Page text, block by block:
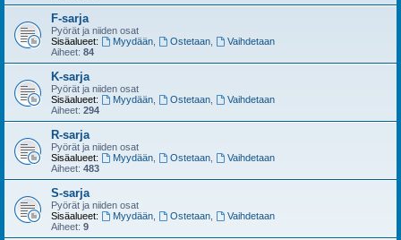
F-sarja
Pyörät ja niiden osat
Sisäalueet:
Myydään, Ostetaan,
Vaihdetaan
Aiheet: 84
K-sarja
Pyörät ja niiden osat
Sisäalueet:
Myydään, Ostetaan,
Vaihdetaan
Aiheet: 294
R-sarja
Pyörät ja niiden osat
Sisäalueet:
Myydään, Ostetaan,
Vaihdetaan
Aiheet: 483
S-sarja
Pyörät ja niiden osat
Sisäalueet:
Myydään, Ostetaan,
Vaihdetaan
Aiheet: 9